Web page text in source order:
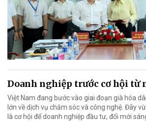
Doanh nghiệp trước cơ hội từ
Việt Nam đang bước vào giai đoạn già hóa
lớn về dịch vụ chăm sóc và công nghệ. Đây
là cơ hội để doanh nghiệp đầu tư, đổi mới